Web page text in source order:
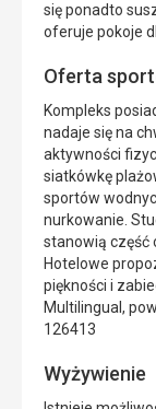
się ponadto
oferuje pokoje
Oferta
Kompleks
nadaje się na
aktywności
siatkówkę
sportów
nurkowanie.
stanowią część
Hotelowe
piękności i
Multilingual,
126413
Wyżywienie